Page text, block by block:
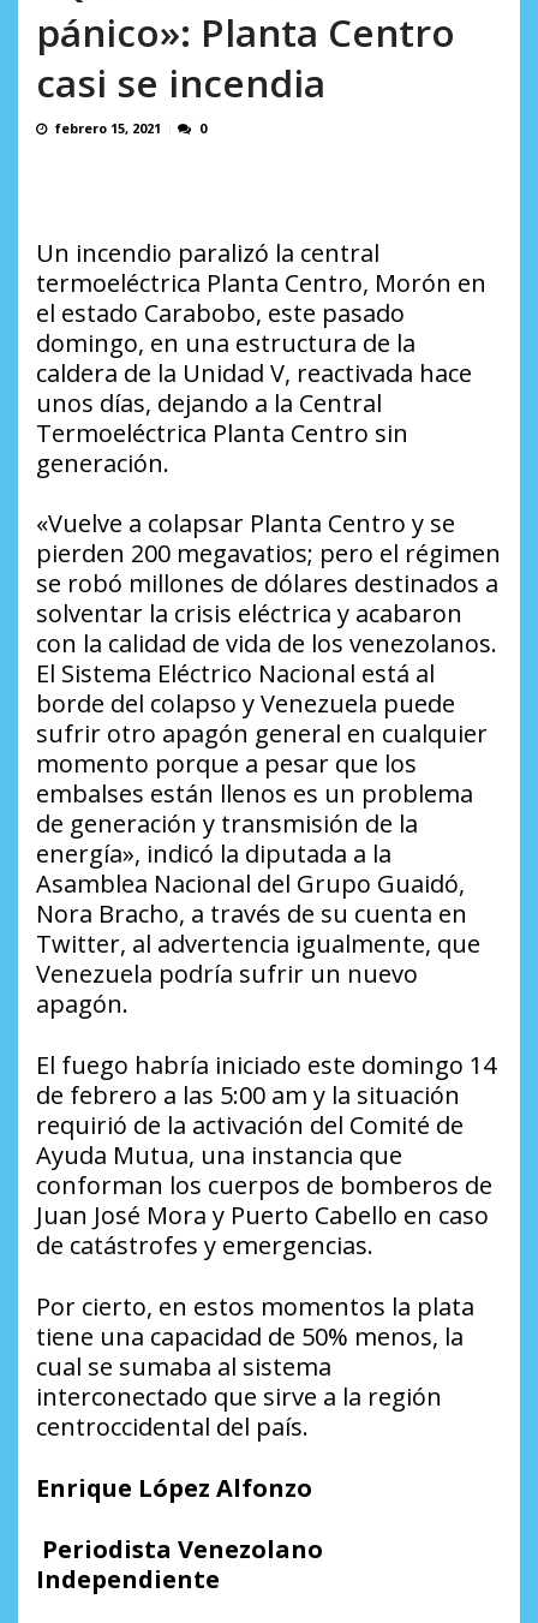
AGOSTO 9, 2026
pánico»: Planta Centro
casi se incendia
febrero 15, 2021 0
Un incendio paralizó la central
termoeléctrica Planta Centro, Morón en
el estado Carabobo, este pasado
domingo, en una estructura de la
caldera de la Unidad V, reactivada hace
unos días, dejando a la Central
Termoeléctrica Planta Centro sin
generación.
«Vuelve a colapsar Planta Centro y se
pierden 200 megavatios; pero el régimen
se robó millones de dólares destinados a
solventar la crisis eléctrica y acabaron
con la calidad de vida de los venezolanos.
El Sistema Eléctrico Nacional está al
borde del colapso y Venezuela puede
sufrir otro apagón general en cualquier
momento porque a pesar que los
embalses están llenos es un problema
de generación y transmisión de la
energía», indicó la diputada a la
Asamblea Nacional del Grupo Guaidó,
Nora Bracho, a través de su cuenta en
Twitter, al advertencia igualmente, que
Venezuela podría sufrir un nuevo
apagón.
El fuego habría iniciado este domingo 14
de febrero a las 5:00 am y la situación
requirió de la activación del Comité de
Ayuda Mutua, una instancia que
conforman los cuerpos de bomberos de
Juan José Mora y Puerto Cabello en caso
de catástrofes y emergencias.
Por cierto, en estos momentos la plata
tiene una capacidad de 50% menos, la
cual se sumaba al sistema
interconectado que sirve a la región
centroccidental del país.
Enrique López Alfonzo
Periodista Venezolano
Independiente